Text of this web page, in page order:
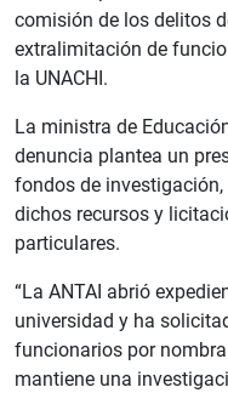
comisión de los delitos
extralimitación de
la UNACHI.
La ministra de
denuncia plantea un
fondos de
dichos recursos y
particulares.
“La ANTAI abrió
universidad y ha
funcionarios por
mantiene una